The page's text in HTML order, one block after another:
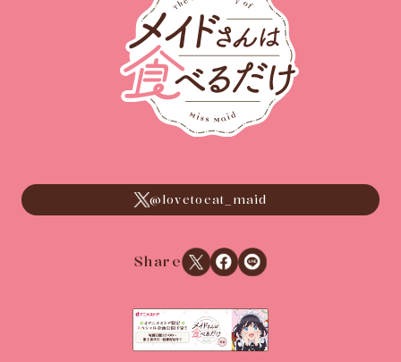
@lovetoeat_maid
ShareXでシェアする
Facebookでシェアする
LINEでシェアする